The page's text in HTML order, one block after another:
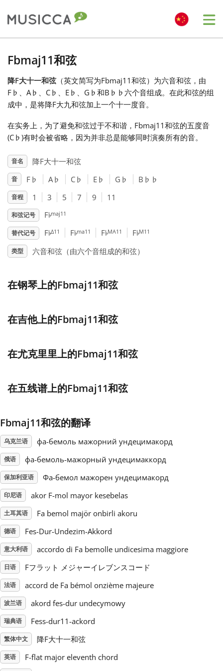
Български
English
Español
Svenska
Tiếng Việt
简体中文
繁體中文
Fbmaj11和弦
降F大十一和弦 （英文简写为Fbmaj11和弦）为六音和弦，由
F ♭ 、A♭ 、C ♭ 、E ♭ 、G ♭ 和B ♭ ♭ 六个音组成。在此和弦的组
成中，是将降F大九和弦加上一个十一度音。
在实务上，为了避免和弦过于不和谐，Fbmaj11和弦的五度音
(C ♭ )有时会被省略，因为并非总是能够同时演奏所有的音。
音名 降F大十一和弦
音 F ♭ A♭ C ♭ E ♭ G ♭ B ♭ ♭
音程 1 3 5 7 9 11
和弦记号 F♭maj11
替代记号 F♭Δ11 F♭ma11 F♭MA11 F♭M11
类型 六音和弦（由六个音组成的和弦）
在钢琴上的Fbmaj11和弦
在吉他上的Fbmaj11和弦
在尤克里里上的Fbmaj11和弦
在五线谱上的Fbmaj11和弦
Fbmaj11和弦的翻译
乌克兰语 фа-бемоль мажорний ундецимакорд
俄语 фа-бемоль-мажорный ундецимаккорд
保加利亚语 Фа-бемол мажорен ундецимакорд
印尼语 akor F-mol mayor kesebelas
土耳其语 Fa bemol majör onbirli akoru
德语 Fes-Dur-Undezim-Akkord
意大利语 accordo di Fa bemolle undicesima maggiore
日语 Fフラット メジャーイレブンスコード
法语 accord de Fa bémol onzième majeure
波兰语 akord fes-dur undecymowy
瑞典语 Fess-dur11-ackord
繁体中文 降F大十一和弦
英语 F-flat major eleventh chord